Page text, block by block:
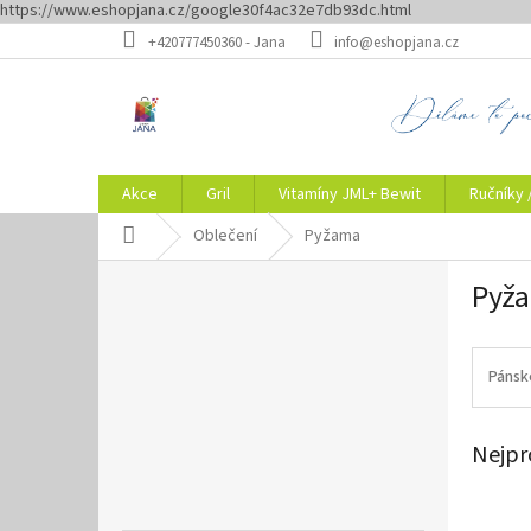
https://www.eshopjana.cz/google30f4ac32e7db93dc.html
na
+420777450360 - Jana info@eshopjana.cz
Akce Gril Vitamíny JML+ Bewit Ručníky
Domů Oblečení Pyžama